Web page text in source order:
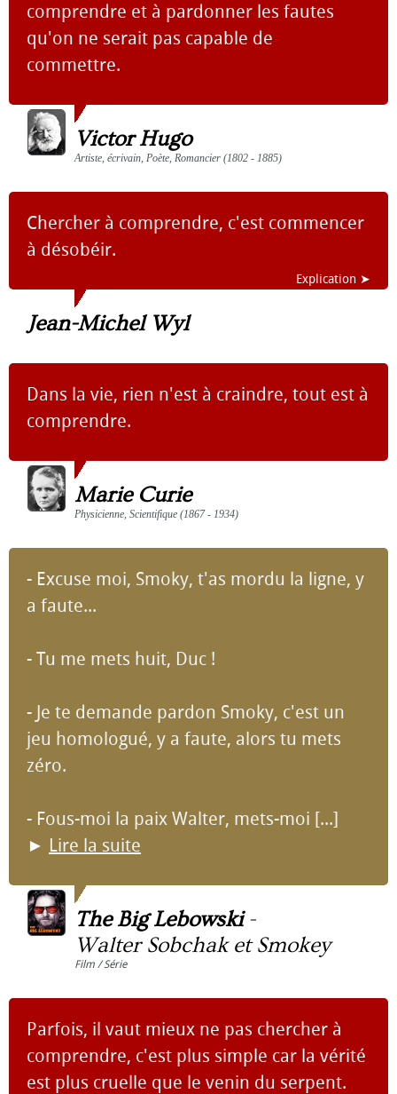
comprendre et à pardonner les fautes
qu'on ne serait pas capable de
commettre.
Victor Hugo
Artiste, écrivain, Poète, Romancier (1802 - 1885)
Chercher à comprendre, c'est commencer
à désobéir.
Explication ➤
Jean-Michel Wyl
Dans la vie, rien n'est à craindre, tout est à
comprendre.
Marie Curie
Physicienne, Scientifique (1867 - 1934)
- Excuse moi, Smoky, t'as mordu la ligne, y
a faute...
- Tu me mets huit, Duc !
- Je te demande pardon Smoky, c'est un
jeu homologué, y a faute, alors tu mets
zéro.
- Fous-moi la paix Walter, mets-moi [...]
► Lire la suite
The Big Lebowski-
Walter Sobchak et Smokey
Film / Série
Parfois, il vaut mieux ne pas chercher à
comprendre, c'est plus simple car la vérité
est plus cruelle que le venin du serpent.